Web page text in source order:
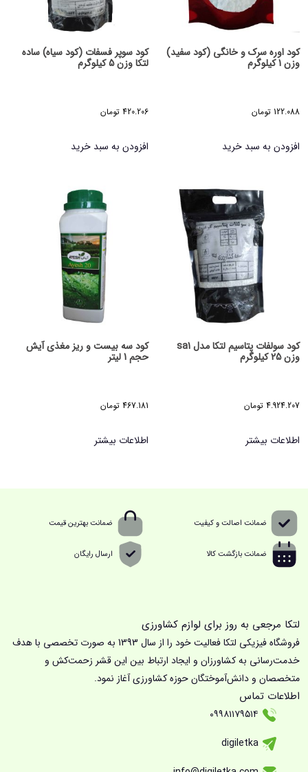
کود اوره سرک و خانگی (کود سفید)
وزن 1 کیلوگرم
122.088 تومان
افزودن به سبد خرید
کود سوپر فسفات (کود سیاه) ساده
لتکا وزن 5 کیلوگرم
420.206 تومان
افزودن به سبد خرید
کود سولفات پتاسیم لتکا مدل sa1
وزن 25 کیلوگرم
4.924.207 تومان
اطلاعات بیشتر
کود سه بیست و ریز مغذی آیش
حجم 1 لیتر
467.181 تومان
اطلاعات بیشتر
ضمانت اصالت و کیفیت ضمانت بهترین قیمت
ضمانت بازگشت کالا ارسال رایگان
لتکا مرجعی به روز برای لوازم کشاورزی
فروشگاه فیزیکی لتکا فعالیت خود را از سال 1393 به صورت تخصصی با هدف
خدمت‌رسانی به کشاورزان و ایجاد ارتباط بین این قشر زحمت‌کش و
متخصصان و دانش‌آموختگان حوزه کشاورزی آغاز نمود.
اطلاعات تماس